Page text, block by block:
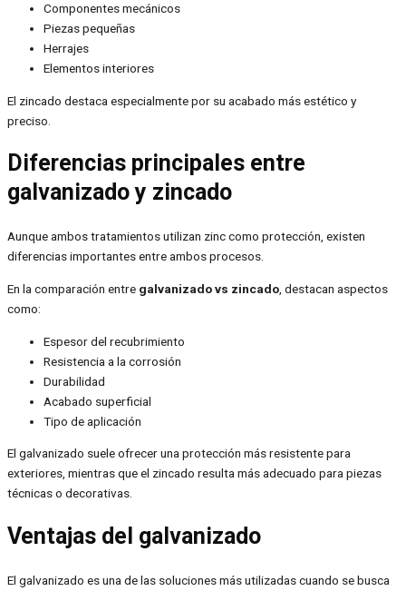
Componentes mecánicos
Piezas pequeñas
Herrajes
Elementos interiores
El zincado destaca especialmente por su acabado más estético y
preciso.
Diferencias principales entre
galvanizado y zincado
Aunque ambos tratamientos utilizan zinc como protección, existen
diferencias importantes entre ambos procesos.
En la comparación entre galvanizado vs zincado , destacan aspectos
como:
Espesor del recubrimiento
Resistencia a la corrosión
Durabilidad
Acabado superficial
Tipo de aplicación
El galvanizado suele ofrecer una protección más resistente para
exteriores, mientras que el zincado resulta más adecuado para piezas
técnicas o decorativas.
Ventajas del galvanizado
El galvanizado es una de las soluciones más utilizadas cuando se busca